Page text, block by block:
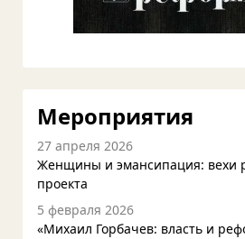
Мероприятия
27 апреля 2026
Женщины и эмансипация: вехи
проекта
5 февраля 2026
«Михаил Горбачев: власть и